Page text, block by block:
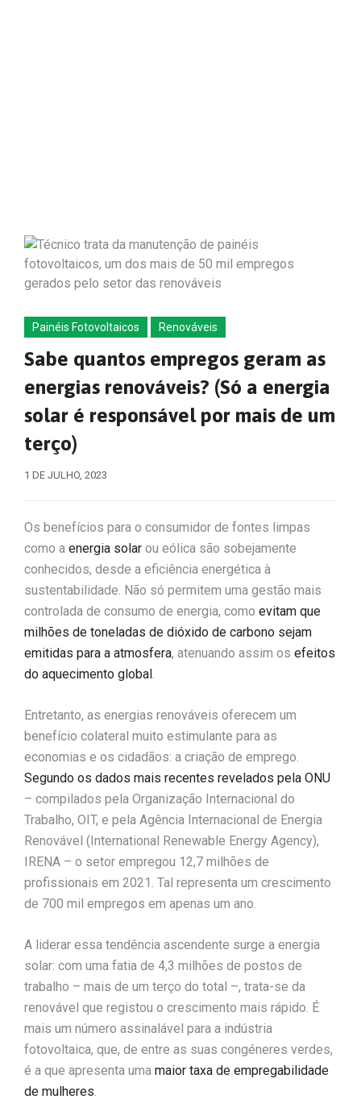
Painéis Fotovoltaicos Renováveis
Sabe quantos empregos geram as
energias renováveis? (Só a energia
solar é responsável por mais de um
terço)
1 DE JULHO, 2023
Os benefícios para o consumidor de fontes limpas
como a energia solar ou eólica são sobejamente
conhecidos, desde a eficiência energética à
sustentabilidade. Não só permitem uma gestão mais
controlada de consumo de energia, como evitam que
milhões de toneladas de dióxido de carbono sejam
emitidas para a atmosfera, atenuando assim os efeitos
do aquecimento global.
Entretanto, as energias renováveis oferecem um
benefício colateral muito estimulante para as
economias e os cidadãos: a criação de emprego.
Segundo os dados mais recentes revelados pela ONU
– compilados pela Organização Internacional do
Trabalho, OIT, e pela Agência Internacional de Energia
Renovável (International Renewable Energy Agency),
IRENA – o setor empregou 12,7 milhões de
profissionais em 2021. Tal representa um crescimento
de 700 mil empregos em apenas um ano.
A liderar essa tendência ascendente surge a energia
solar: com uma fatia de 4,3 milhões de postos de
trabalho – mais de um terço do total –, trata-se da
renovável que registou o crescimento mais rápido. É
mais um número assinalável para a indústria
fotovoltaica, que, de entre as suas congéneres verdes,
é a que apresenta uma maior taxa de empregabilidade
de mulheres.